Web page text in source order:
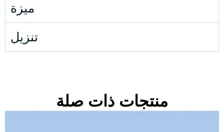
ميزة
تنزيل
منتجات ذات صلة